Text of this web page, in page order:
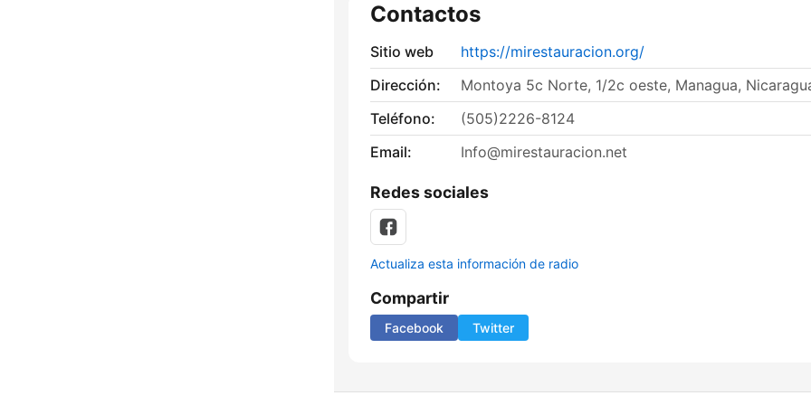
Contactos
Sitio web
https://mirestauracion.org/
Dirección:
Montoya 5c Norte, 1/2c oeste, Managua,
Teléfono:
(505)2226-8124
Email:
Info@mirestauracion.net
Redes sociales
Actualiza esta información de radio
Compartir
Facebook Twitter